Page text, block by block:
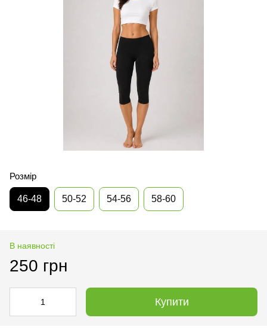
Розмір
46-48 50-52 54-56 58-60
В наявності
250 грн
Купити